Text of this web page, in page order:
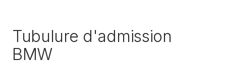
Tubulure d'admission
BMW